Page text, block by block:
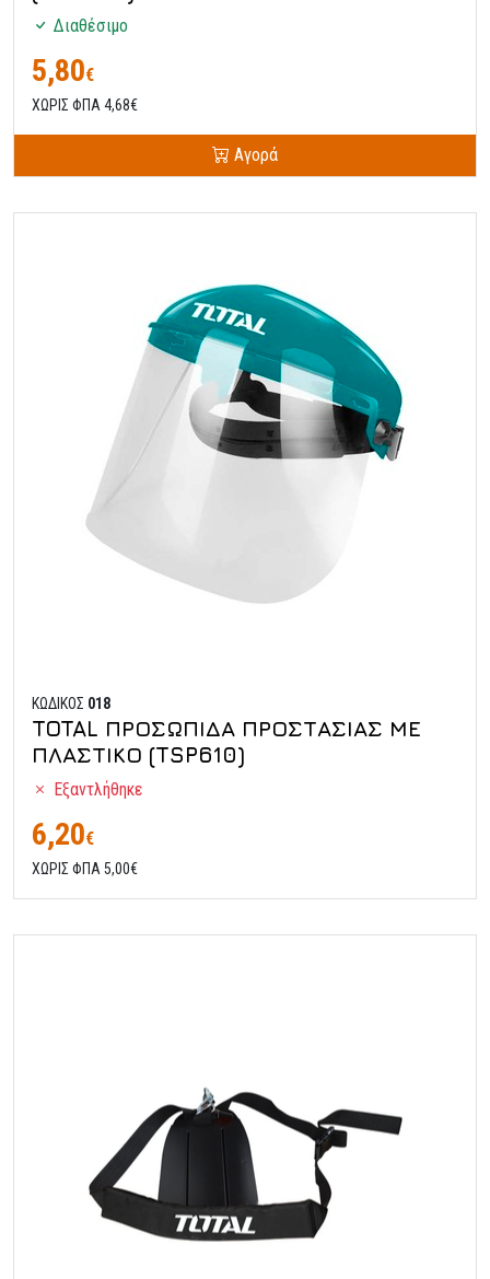
Διαθέσιμο
5,80€
ΧΩΡΙΣ ΦΠΑ 4,68€
Αγορά
ΚΩΔΙΚΟΣ 018
TOTAL ΠΡΟΣΩΠΙΔΑ ΠΡΟΣΤΑΣΙΑΣ ΜΕ
ΠΛΑΣΤΙΚΟ (TSP610)
Εξαντλήθηκε
6,20€
ΧΩΡΙΣ ΦΠΑ 5,00€